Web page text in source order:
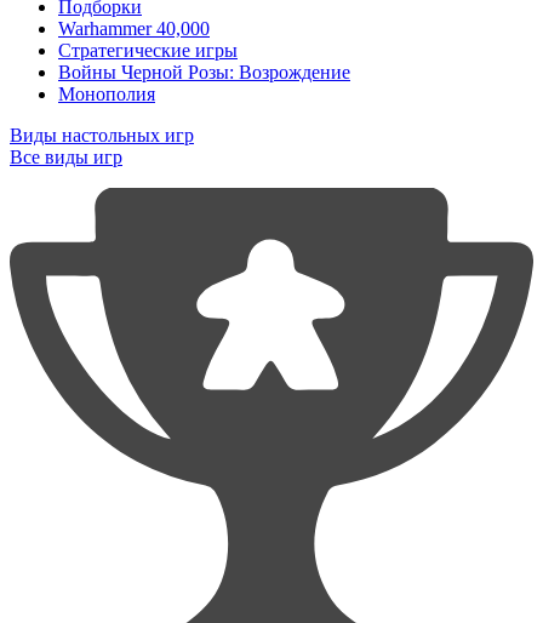
Подборки
Warhammer 40,000
Стратегические игры
Войны Черной Розы: Возрождение
Монополия
Виды настольных игр
Все виды игр